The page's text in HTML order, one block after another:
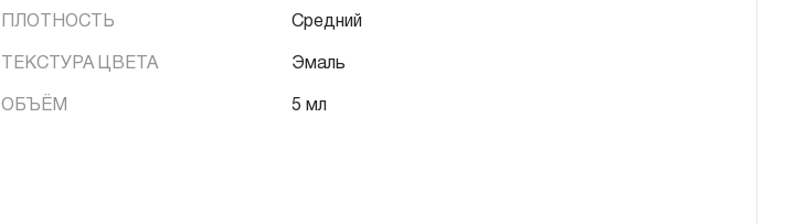
ПЛОТНОСТЬ Средний
ТЕКСТУРА ЦВЕТА Эмаль
ОБЪЁМ 5 мл